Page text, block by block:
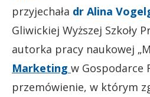
przyjechała dr Alina
Gliwickiej Wyższej Szkoły
autorka pracy naukowej
Marketing w Gospodarce
przemówienie, w którym